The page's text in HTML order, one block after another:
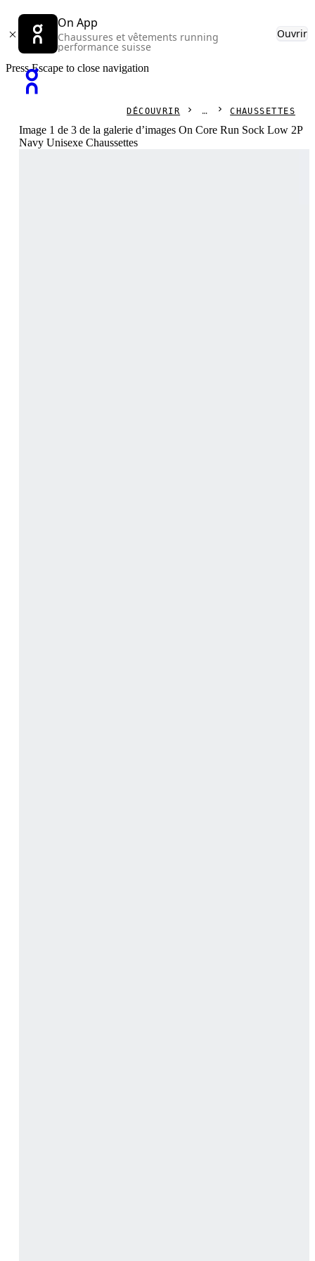
On App
Chaussures et vêtements running
performance suisse
Ouvrir
Press Escape to close navigation
DÉCOUVRIR CHAUSSETTES
Image 1 de 3 de la galerie d’images On Core Run Sock Low 2P
Navy Unisexe Chaussettes